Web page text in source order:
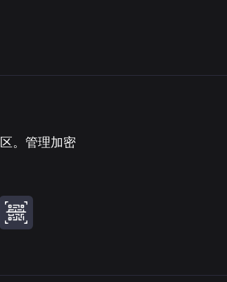
。管理加密